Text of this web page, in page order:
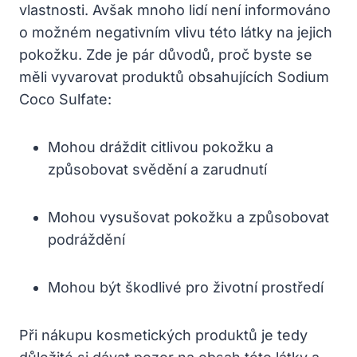
vlastnosti. Avšak mnoho lidí není informováno
o možném negativním vlivu této látky na jejich
pokožku. Zde je pár důvodů, proč byste se
měli vyvarovat produktů obsahujících Sodium
Coco Sulfate:
Mohou dráždit citlivou pokožku a
způsobovat svědění a zarudnutí
Mohou vysušovat pokožku a způsobovat
podráždění
Mohou být škodlivé pro životní prostředí
Při nákupu kosmetických produktů je tedy